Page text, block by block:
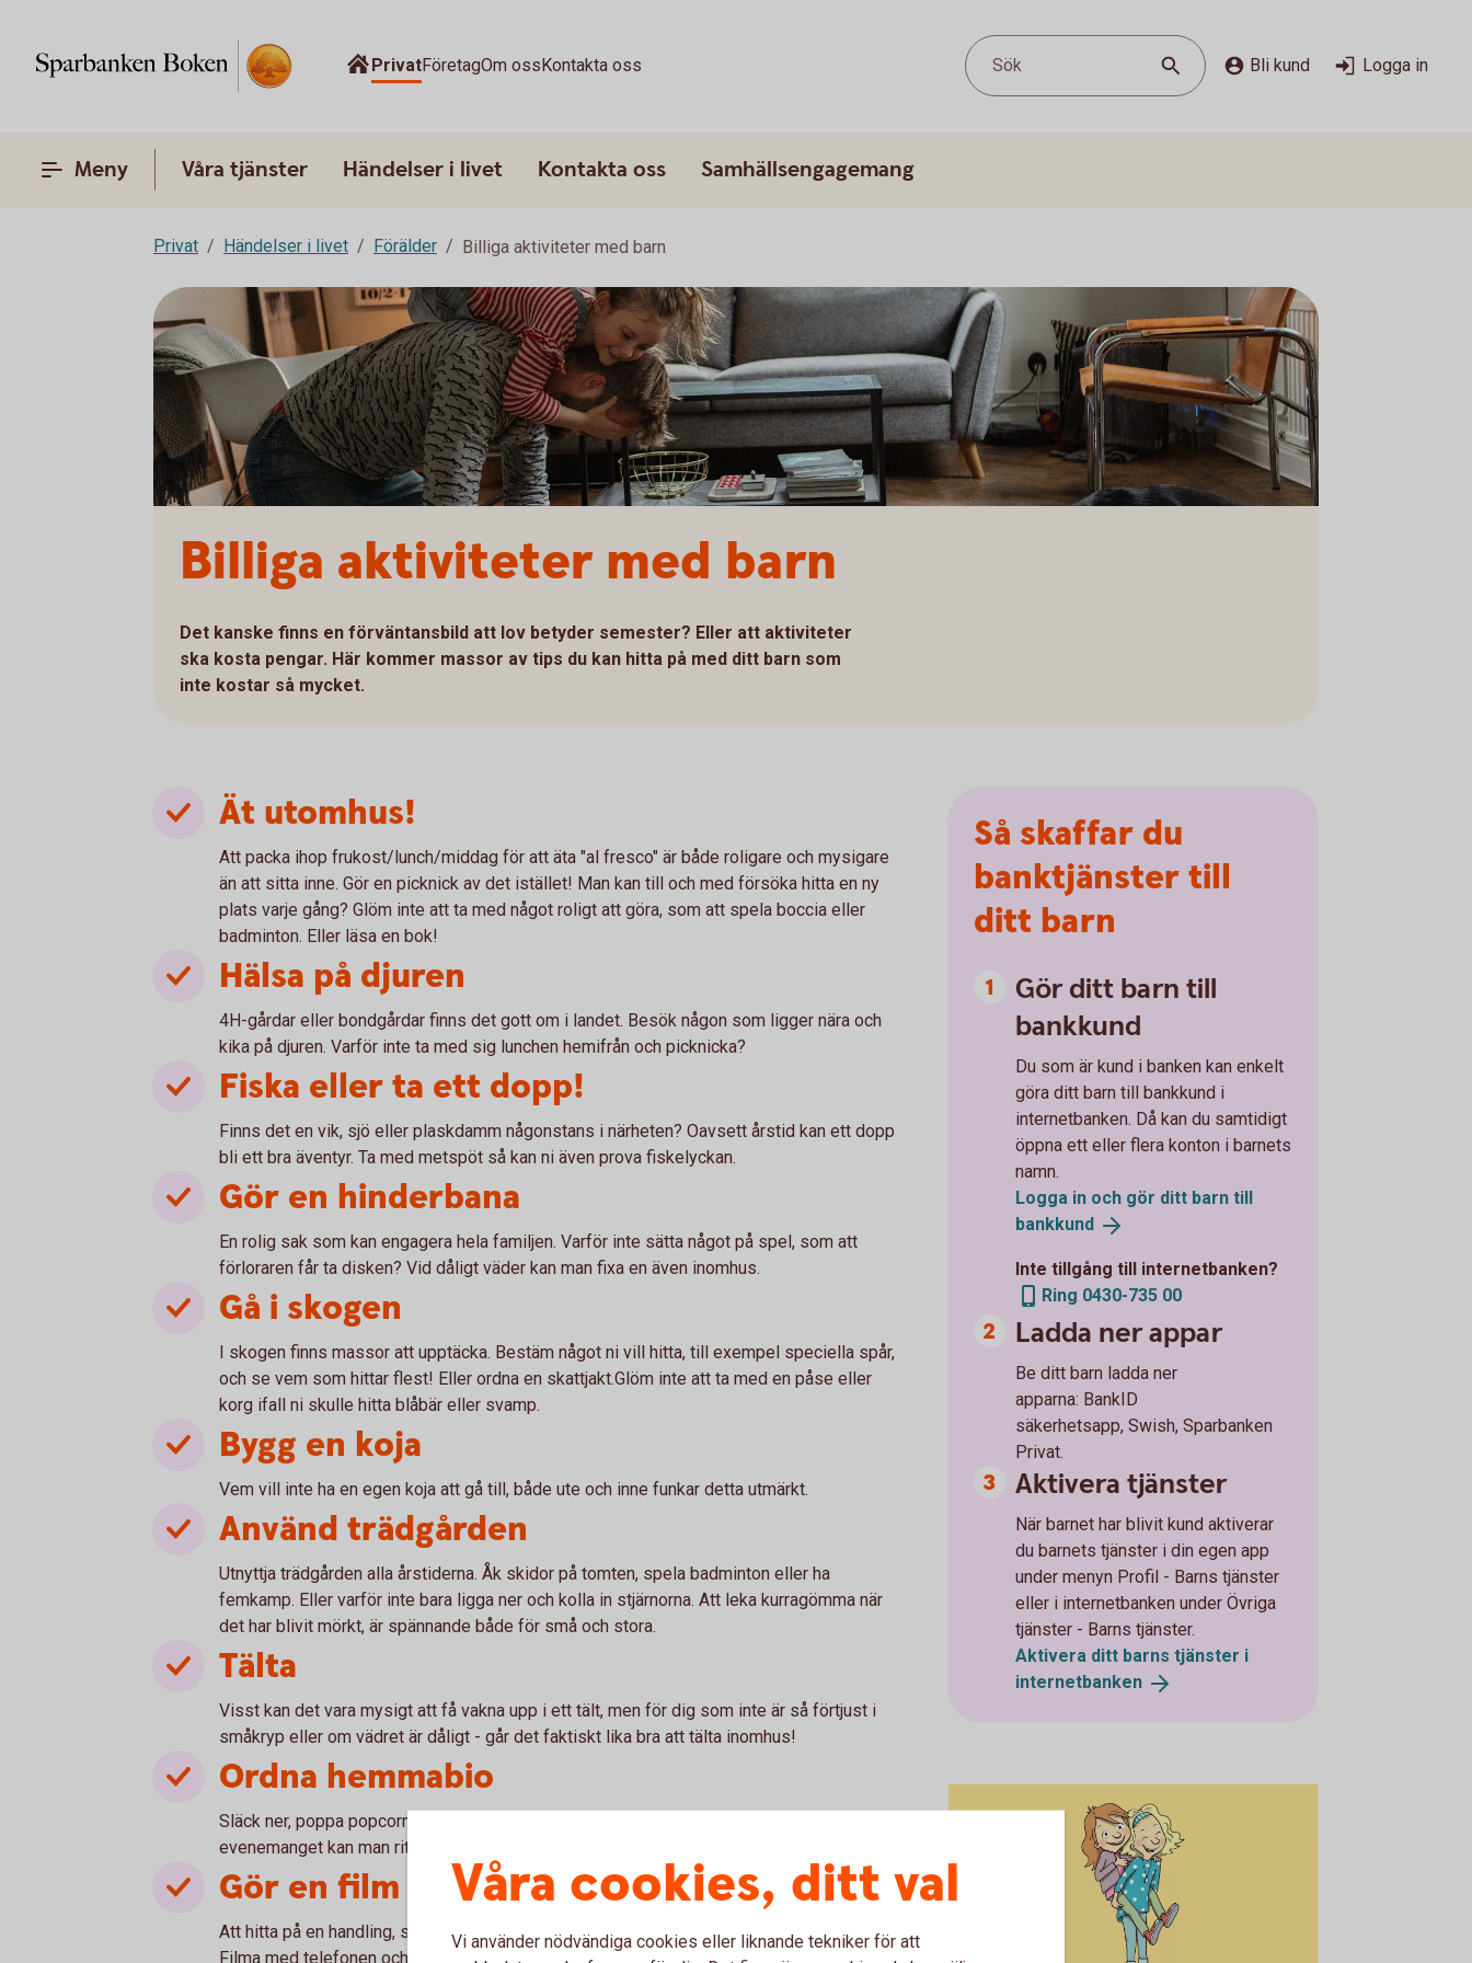
PrivatFöretagOm ossKontakta oss Sök Bli kund Logga in
Meny Våra tjänster Händelser i livet Kontakta oss Samhällsengagemang
Privat Händelser i livet Förälder Billiga aktiviteter med barn
Billiga aktiviteter med barn
Det kanske finns en förväntansbild att lov betyder semester? Eller att aktiviteter
ska kosta pengar. Här kommer massor av tips du kan hitta på med ditt barn som
inte kostar så mycket.
Ät utomhus!
Att packa ihop frukost/lunch/middag för att äta "al fresco" är både roligare och mysigare
än att sitta inne. Gör en picknick av det istället! Man kan till och med försöka hitta en ny
plats varje gång? Glöm inte att ta med något roligt att göra, som att spela boccia eller
badminton. Eller läsa en bok!
Hälsa på djuren
4H-gårdar eller bondgårdar finns det gott om i landet. Besök någon som ligger nära och
kika på djuren. Varför inte ta med sig lunchen hemifrån och picknicka?
Fiska eller ta ett dopp!
Finns det en vik, sjö eller plaskdamm någonstans i närheten? Oavsett årstid kan ett dopp
bli ett bra äventyr. Ta med metspöt så kan ni även prova fiskelyckan.
Gör en hinderbana
En rolig sak som kan engagera hela familjen. Varför inte sätta något på spel, som att
förloraren får ta disken? Vid dåligt väder kan man fixa en även inomhus.
Gå i skogen
I skogen finns massor att upptäcka. Bestäm något ni vill hitta, till exempel speciella spår,
och se vem som hittar flest! Eller ordna en skattjakt.Glöm inte att ta med en påse eller
korg ifall ni skulle hitta blåbär eller svamp.
Bygg en koja
Vem vill inte ha en egen koja att gå till, både ute och inne funkar detta utmärkt.
Använd trädgården
Utnyttja trädgården alla årstiderna. Åk skidor på tomten, spela badminton eller ha
femkamp. Eller varför inte bara ligga ner och kolla in stjärnorna. Att leka kurragömma när
det har blivit mörkt, är spännande både för små och stora.
Tälta
Visst kan det vara mysigt att få vakna upp i ett tält, men för dig som inte är så förtjust i
småkryp eller om vädret är dåligt - går det faktiskt lika bra att tälta inomhus!
Ordna hemmabio
Släck ner, poppa popcorn och kolla på film. Vill man göra ett större pyssel av
evenemanget kan man rita egna biobiljetter och vika strutar.
Gör en film
Att hitta på en handling, sätta rätt figurer eller dockor i rollerna och sedan göra en film.
Filma med telefonen och redigera i en app (det finns många som går att ladda ner gratis).
Så skaffar du
banktjänster till
ditt barn
Gör ditt barn till
bankkund
Du som är kund i banken kan enkelt
göra ditt barn till bankkund i
internetbanken. Då kan du samtidigt
öppna ett eller flera konton i barnets
namn.
Logga in och gör ditt barn till
bankkund
Inte tillgång till internetbanken?
Ring 0430-735 00
Ladda ner appar
Be ditt barn ladda ner
apparna: BankID
säkerhetsapp, Swish, Sparbanken
Privat.
Aktivera tjänster
När barnet har blivit kund aktiverar
du barnets tjänster i din egen app
under menyn Profil - Barns tjänster
eller i internetbanken under Övriga
tjänster - Barns tjänster.
Aktivera ditt barns tjänster i
internetbanken
Våra cookies, ditt val
Vi använder nödvändiga cookies eller liknande tekniker för att